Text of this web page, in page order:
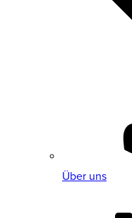
Über uns